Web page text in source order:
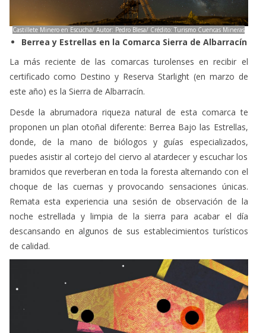
Castillete Minero en Escucha/ Autor: Pedro Blesa/ Crédito: Turismo Cuencas Mineras
Berrea y Estrellas en la Comarca Sierra de Albarracín
La más reciente de las comarcas turolenses en recibir el
Desde la abrumadora riqueza natural de esta comarca te
donde, de la mano de biólogos y guías especializados,
puedes asistir al cortejo del ciervo al atardecer y escuchar los
bramidos que reverberan en toda la foresta alternando con el
choque de las cuernas y provocando sensaciones únicas.
Remata esta experiencia una sesión de observación de la
noche estrellada y limpia de la sierra para acabar el día
descansando en algunos de sus establecimientos turísticos